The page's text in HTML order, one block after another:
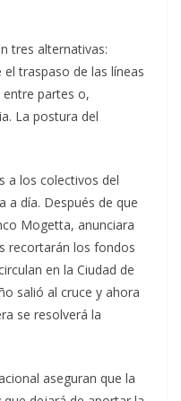
tres alternativas:
traspaso de las líneas
entre partes o,
La postura del
a los colectivos del
a día. Después de que
Mogetta, anunciara
recortarán los fondos
en la Ciudad de
salió al cruce y ahora
se resolverá la
aseguran que la